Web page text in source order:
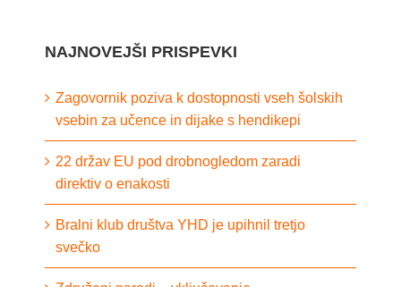
NAJNOVEJŠI PRISPEVKI
Zagovornik poziva k dostopnosti vseh šolskih
vsebin za učence in dijake s hendikepi
22 držav EU pod drobnogledom zaradi
direktiv o enakosti
Bralni klub društva YHD je upihnil tretjo
svečko